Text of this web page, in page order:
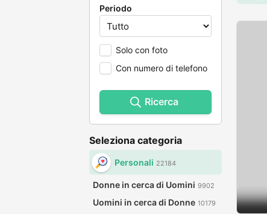
Periodo
Solo con foto
Con numero di telefono
Ricerca
Seleziona categoria
Personali 22184
Donne in cerca di Uomini 9902
Uomini in cerca di Donne 10179